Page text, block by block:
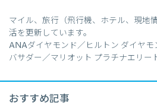
マイル、旅行（飛行機、ホテル、現地
活を更新しています。
ANAダイヤモンド／ヒルトン ダイヤ
バサダー／マリオット プラチナエリー
おすすめ記事